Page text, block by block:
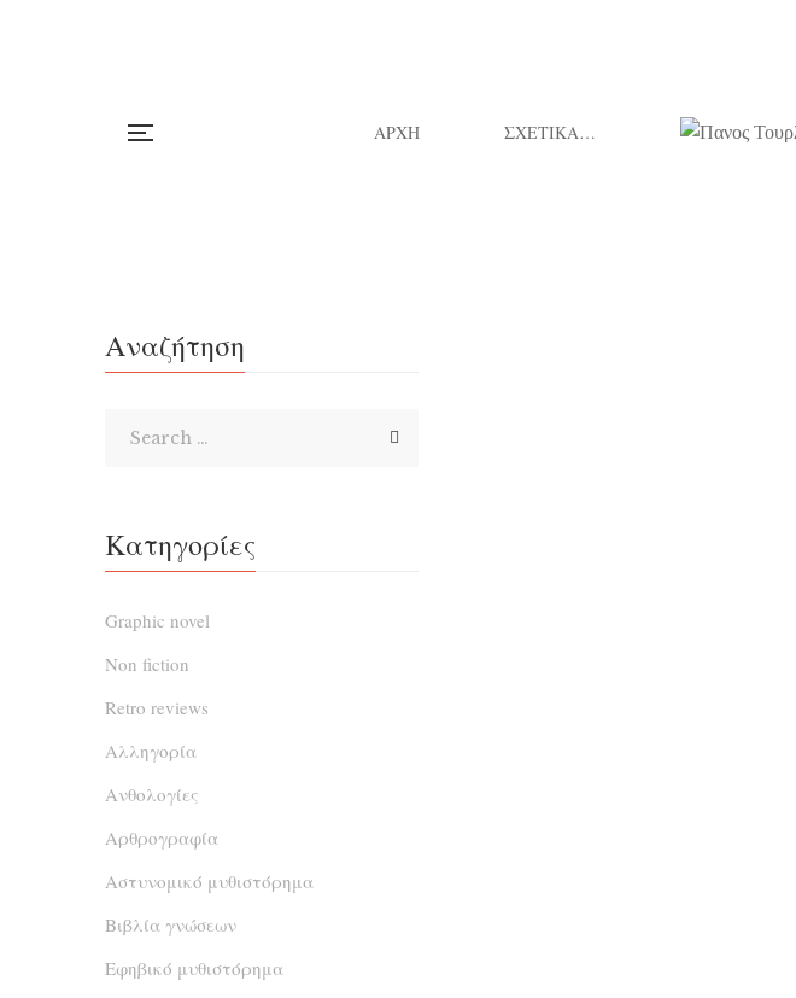
ΑΡΧΗ ΣΧΕΤΙΚΑ…
Αναζήτηση
Κατηγορίες
Graphic novel
Non fiction
Retro reviews
Αλληγορία
Ανθολογίες
Αρθρογραφία
Αστυνομικό μυθιστόρημα
Βιβλία γνώσεων
Εφηβικό μυθιστόρημα